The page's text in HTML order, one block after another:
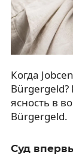
Когда
ясность в
Bürgergeld.
Суд